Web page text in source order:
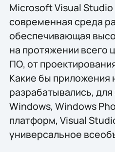
Microsoft Visual
современная среда
обеспечивающая
на протяжении всего
ПО, от
Какие бы приложения
разрабатывались,
Windows, Windows
платформ, Visual
универсальное